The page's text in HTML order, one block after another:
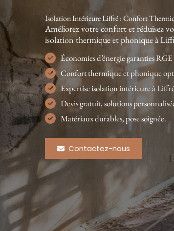
Isolation Intérieure Liffré : Confort
Améliorez votre confort et réduisez
isolation thermique et phonique à
Économies d’énergie garanties
Confort thermique et phonique
Expertise isolation intérieure à
Devis gratuit, solutions
Matériaux durables, pose soignée.
Contactez-nous